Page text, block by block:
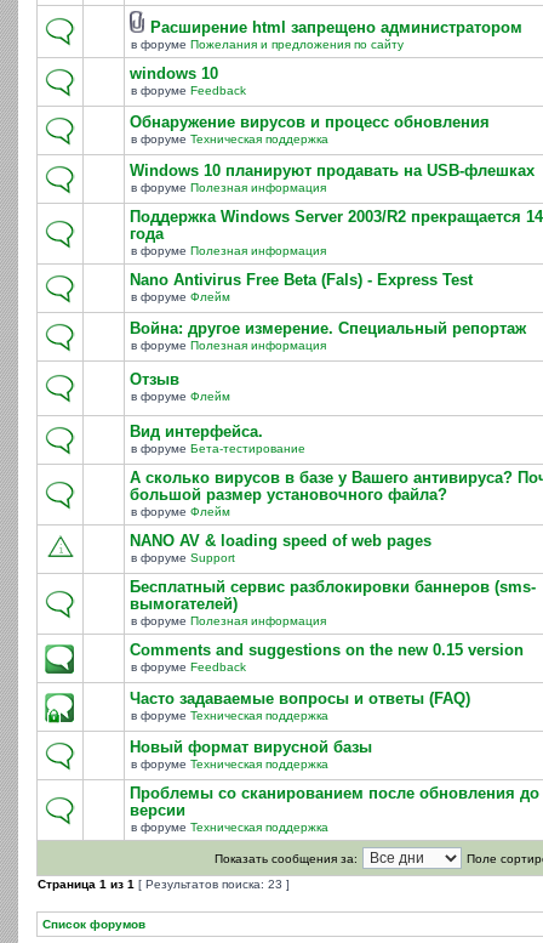
Расширение html запрещено администратором
в форуме Пожелания и предложения по сайту
windows 10
в форуме Feedback
Обнаружение вирусов и процесс обновления
в форуме Техническая поддержка
Windows 10 планируют продавать на USB-флешках
в форуме Полезная информация
Поддержка Windows Server 2003/R2 прекращается
года
в форуме Полезная информация
Nano Antivirus Free Beta (Fals) - Express Test
в форуме Флейм
Война: другое измерение. Специальный репортаж
в форуме Полезная информация
Отзыв
в форуме Флейм
Вид интерфейса.
в форуме Бета-тестирование
А сколько вирусов в базе у Вашего антивируса?
большой размер установочного файла?
в форуме Флейм
NANO AV & loading speed of web pages
в форуме Support
Бесплатный сервис разблокировки баннеров (sms-
вымогателей)
в форуме Полезная информация
Comments and suggestions on the new 0.15 version
в форуме Feedback
Часто задаваемые вопросы и ответы (FAQ)
в форуме Техническая поддержка
Новый формат вирусной базы
в форуме Техническая поддержка
Проблемы со сканированием после обновления до
версии
в форуме Техническая поддержка
Показать сообщения за:
Поле
Страница 1 из 1 [ Результатов поиска: 23 ]
Список форумов